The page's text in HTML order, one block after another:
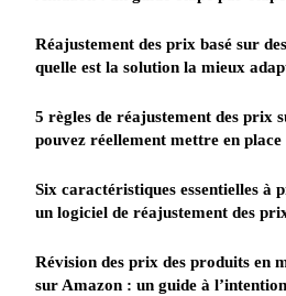
Réajustement des prix basé sur
quelle est la solution la mieux
5 règles de réajustement des prix
pouvez réellement mettre en place
Six caractéristiques essentielles à
un logiciel de réajustement des
Révision des prix des produits en
sur Amazon : un guide à